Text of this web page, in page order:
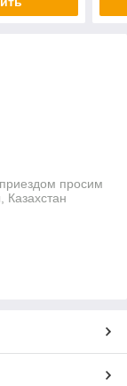
просим
Казахстан